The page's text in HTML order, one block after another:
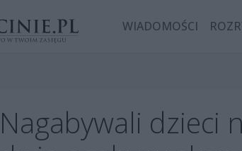
WIADOMOŚCI
Nagabywali dzieci